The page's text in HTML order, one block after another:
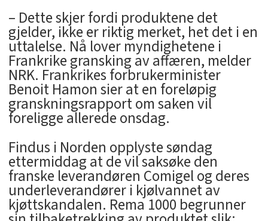
– Dette skjer fordi produktene det
gjelder, ikke er riktig merket, het det i en
uttalelse. Nå lover myndighetene i
Frankrike gransking av affæren, melder
NRK. Frankrikes forbrukerminister
Benoit Hamon sier at en foreløpig
granskningsrapport om saken vil
foreligge allerede onsdag.
Findus i Norden opplyste søndag
ettermiddag at de vil saksøke den
franske leverandøren Comigel og deres
underleverandører i kjølvannet av
kjøttskandalen. Rema 1000 begrunner